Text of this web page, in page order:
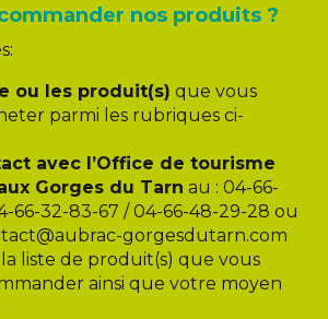
nos produits ?
ou les produit(s) que vous
parmi les rubriques ci-
avec l’Office de tourisme
Gorges du Tarn au : 04-66-
66-32-83-67 / 04-66-48-29-28 ou
gorgesdutarn.com
liste de produit(s) que vous
ainsi que votre moyen